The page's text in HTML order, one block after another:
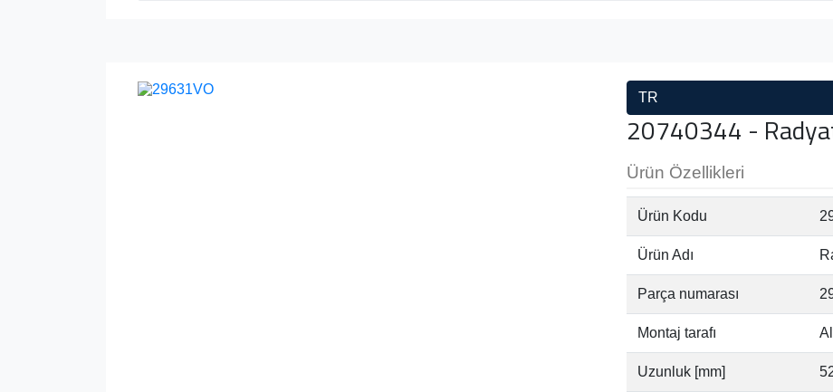
TR
20740344 -
Ürün Özellikleri
Ürün Kodu
Ürün Adı
Parça numarası
Montaj tarafı
Uzunluk [mm]